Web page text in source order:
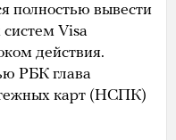
полностью вывести
Visa
действия.
РБК глава
карт (НСПК)